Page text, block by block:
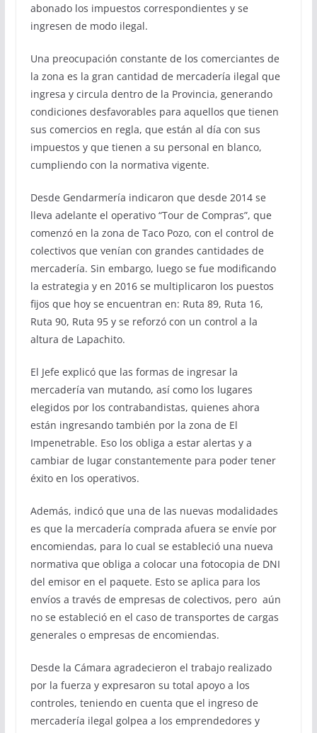
abonado los impuestos correspondientes y se
ingresen de modo ilegal.
Una preocupación constante de los comerciantes de
la zona es la gran cantidad de mercadería ilegal que
ingresa y circula dentro de la Provincia, generando
condiciones desfavorables para aquellos que tienen
sus comercios en regla, que están al día con sus
impuestos y que tienen a su personal en blanco,
cumpliendo con la normativa vigente.
Desde Gendarmería indicaron que desde 2014 se
lleva adelante el operativo “Tour de Compras”, que
comenzó en la zona de Taco Pozo, con el control de
colectivos que venían con grandes cantidades de
mercadería. Sin embargo, luego se fue modificando
la estrategia y en 2016 se multiplicaron los puestos
fijos que hoy se encuentran en: Ruta 89, Ruta 16,
Ruta 90, Ruta 95 y se reforzó con un control a la
altura de Lapachito.
El Jefe explicó que las formas de ingresar la
mercadería van mutando, así como los lugares
elegidos por los contrabandistas, quienes ahora
están ingresando también por la zona de El
Impenetrable. Eso los obliga a estar alertas y a
cambiar de lugar constantemente para poder tener
éxito en los operativos.
Además, indicó que una de las nuevas modalidades
es que la mercadería comprada afuera se envíe por
encomiendas, para lo cual se estableció una nueva
normativa que obliga a colocar una fotocopia de DNI
del emisor en el paquete. Esto se aplica para los
envíos a través de empresas de colectivos, pero aún
no se estableció en el caso de transportes de cargas
generales o empresas de encomiendas.
Desde la Cámara agradecieron el trabajo realizado
por la fuerza y expresaron su total apoyo a los
controles, teniendo en cuenta que el ingreso de
mercadería ilegal golpea a los emprendedores y